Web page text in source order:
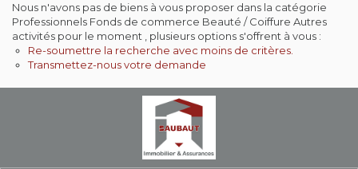
Extranet
Estimation
Nous n'avons pas de biens à vous proposer dans la catégorie
Professionnels Fonds de commerce Beauté / Coiffure Autres
activités pour le moment , plusieurs options s'offrent à vous :
Re-soumettre la recherche avec moins de critères.
Transmettez-nous votre demande